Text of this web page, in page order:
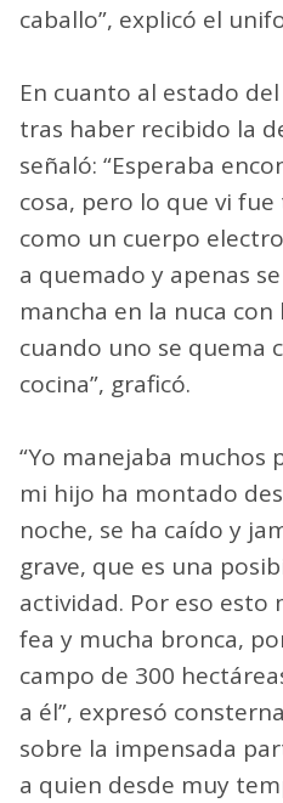
caballo”, explicó el
En cuanto al estado
tras haber recibido la
señaló: “Esperaba
cosa, pero lo que vi
como un cuerpo
a quemado y apenas
mancha en la nuca
cuando uno se quema
cocina”, graficó.
“Yo manejaba
mi hijo ha montado
noche, se ha caído y
grave, que es una
actividad. Por eso esto
fea y mucha bronca,
campo de 300
a él”, expresó
sobre la impensada
a quien desde muy